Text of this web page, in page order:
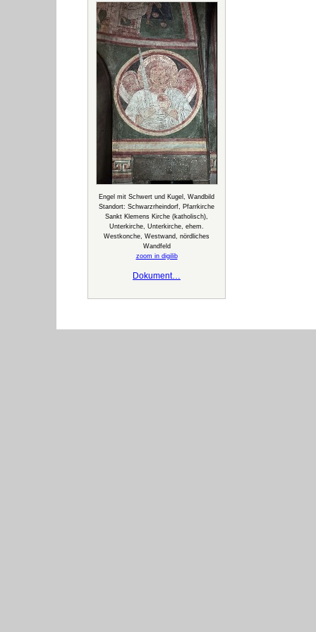
Engel mit Schwert und Kugel, Wandbild
Standort: Schwarzrheindorf, Pfarrkirche
Sankt Klemens Kirche (katholisch),
Unterkirche, Unterkirche, ehem.
Westkonche, Westwand, nördliches
Wandfeld
zoom in digilib
Dokument…